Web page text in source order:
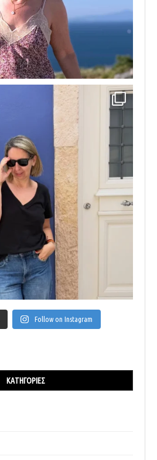
Follow on Instagram
ΚΑΤΗΓΟΡΊΕΣ